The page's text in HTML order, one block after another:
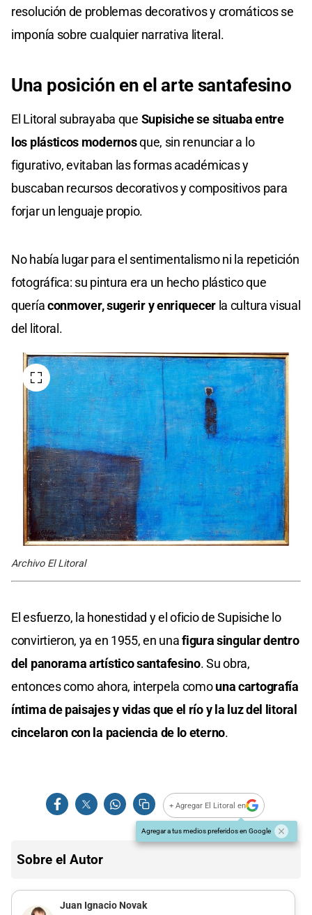
resolución de problemas decorativos y cromáticos se
imponía sobre cualquier narrativa literal.
Una posición en el arte santafesino
El Litoral subrayaba que Supisiche se situaba entre
los plásticos modernosque, sin renunciar a lo
figurativo, evitaban las formas académicas y
buscaban recursos decorativos y compositivos para
forjar un lenguaje propio.
No había lugar para el sentimentalismo ni la repetición
fotográfica: su pintura era un hecho plástico que
queríaconmover, sugerir y enriquecerla cultura visual
del litoral.
Archivo El Litoral
El esfuerzo, la honestidad y el oficio de Supisiche lo
convirtieron, ya en 1955, en unafigura singular dentro
del panorama artístico santafesino. Su obra,
entonces como ahora, interpela comouna cartografía
íntima de paisajes y vidas que el río y la luz del litoral
cincelaron con la paciencia de lo eterno.
+ Agregar El Litoral en
Agregar a tus medios preferidos en Google
Sobre el Autor
Juan Ignacio Novak